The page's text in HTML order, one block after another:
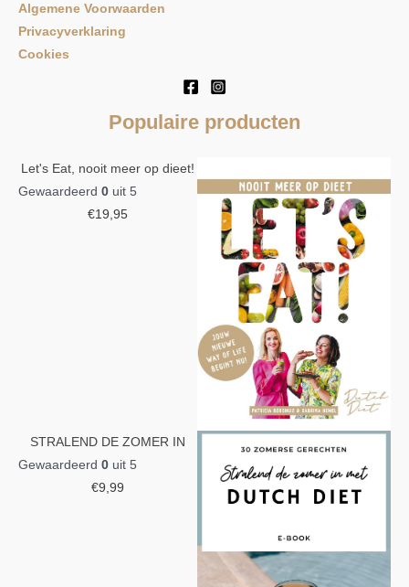
Algemene Voorwaarden
Privacyverklaring
Cookies
Populaire producten
Let's Eat, nooit meer op dieet!
Gewaardeerd 0 uit 5
€19,95
STRALEND DE ZOMER IN
Gewaardeerd 0 uit 5
€9,99